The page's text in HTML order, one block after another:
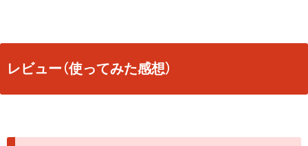
レビュー（使ってみた感想）